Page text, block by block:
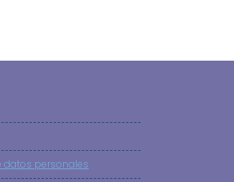
datos personales